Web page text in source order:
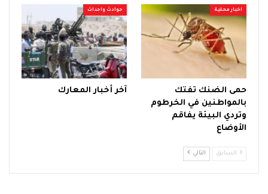
اخبار محلية
حمى الضنك تفتك
بالمواطنين في الخرطوم
وتردي البيئة يفاقم
الأوضاع
حوادث واحداث
آخر أخبار المعارك
السابق التالي